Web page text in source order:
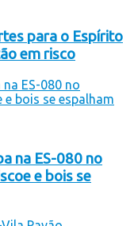
para o Espírito
em risco
na ES-080 no
e bois se